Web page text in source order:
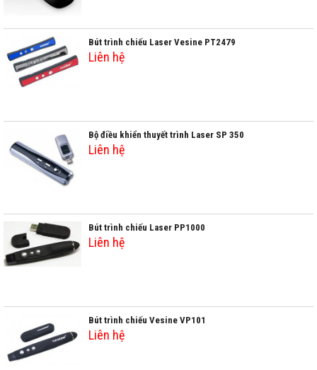
Bút trình chiếu Laser Vesine PT2479
Liên hệ
Bộ điều khiển thuyết trình Laser SP 350
Liên hệ
Bút trình chiếu Laser PP1000
Liên hệ
Bút trình chiếu Vesine VP101
Liên hệ